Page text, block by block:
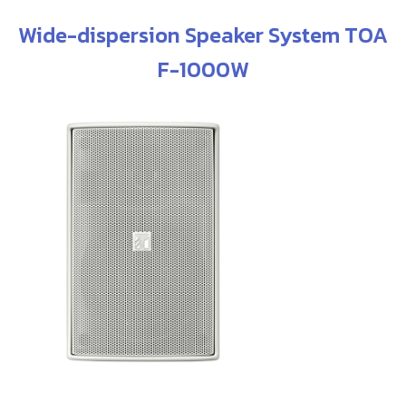
Wide-dispersion Speaker System TOA
F-1000W